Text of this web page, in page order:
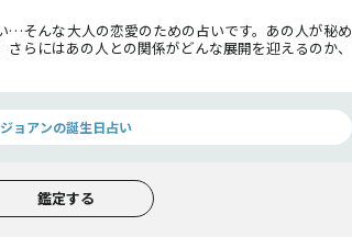
…そんな大人の恋愛のための占いです。あの人が秘め
らにはあの人との関係がどんな展開を迎えるのか、
ジョアンの誕生日占い
鑑定する